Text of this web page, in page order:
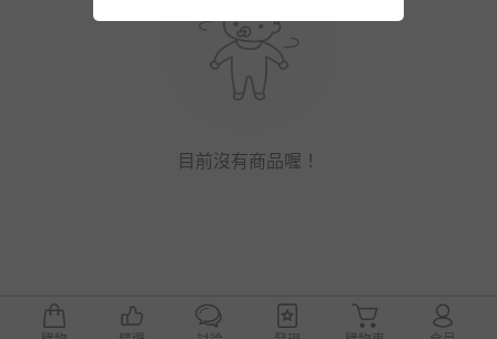
目前沒有商品喔！